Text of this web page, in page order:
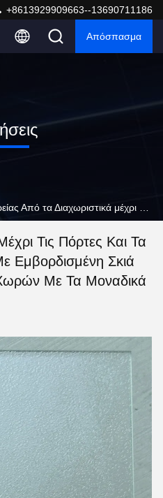
+8613929909663--13690711186
Απόσπασμα
Τις Πόρτες Και Τα
Εμβορδισμένη Σκιά
Με Τα Μοναδικά